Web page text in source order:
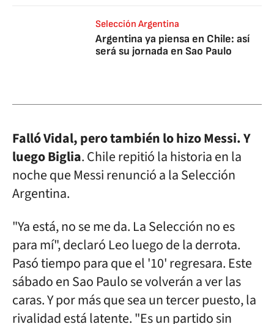
Selección Argentina
Argentina ya piensa en Chile: así
será su jornada en Sao Paulo
Falló Vidal, pero también lo hizo Messi. Y
luego Biglia. Chile repitió la historia en la
noche que Messi renunció a la Selección
Argentina.
"Ya está, no se me da. La Selección no es
para mí", declaró Leo luego de la derrota.
Pasó tiempo para que el '10' regresara. Este
sábado en Sao Paulo se volverán a ver las
caras. Y por más que sea un tercer puesto, la
rivalidad está latente. "Es un partido sin